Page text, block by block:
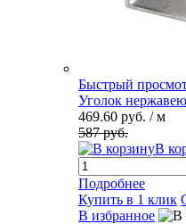
Быстрый
Уголок
469.60 руб. / м
587 руб.
В
Подробнее
Купить в 1 клик
В избранное